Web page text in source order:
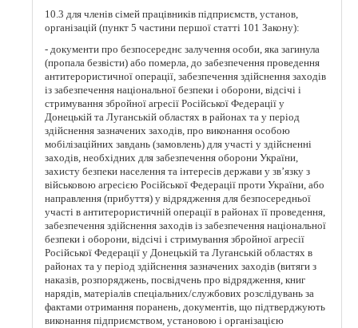
10.3 для членів сімей працівників підприємств, установ,
організацій (пункт 5 частини першої статті 101 Закону):
- документи про безпосереднє залучення особи, яка загинула
(пропала безвісти) або померла, до забезпечення проведення
антитерористичної операції, забезпечення здійснення заходів
із забезпечення національної безпеки і оборони, відсічі і
стримування збройної агресії Російської Федерації у
Донецькій та Луганській областях в районах та у період
здійснення зазначених заходів, про виконання особою
мобілізаційних завдань (замовлень) для участі у здійсненні
заходів, необхідних для забезпечення оборони України,
захисту безпеки населення та інтересів держави у зв’язку з
військовою агресією Російської Федерації проти України, або
направлення (прибуття) у відрядження для безпосередньої
участі в антитерористичній операції в районах її проведення,
забезпечення здійснення заходів із забезпечення національної
безпеки і оборони, відсічі і стримування збройної агресії
Російської Федерації у Донецькій та Луганській областях в
районах та у період здійснення зазначених заходів (витяги з
наказів, розпоряджень, посвідчень про відрядження, книг
нарядів, матеріалів спеціальних/службових розслідувань за
фактами отримання поранень, документів, що підтверджують
виконання підприємством, установою і організацією